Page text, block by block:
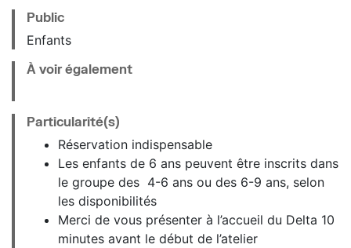
Public
Enfants
À voir également
Particularité(s)
Réservation indispensable
Les enfants de 6 ans peuvent être inscrits dans
le groupe des 4-6 ans ou des 6-9 ans, selon
les disponibilités
Merci de vous présenter à l’accueil du Delta 10
minutes avant le début de l’atelier